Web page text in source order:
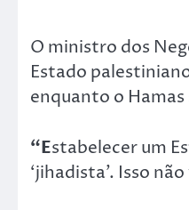
O ministro dos
Estado
enquanto o
“Estabelecer um
‘jihadista’. Isso